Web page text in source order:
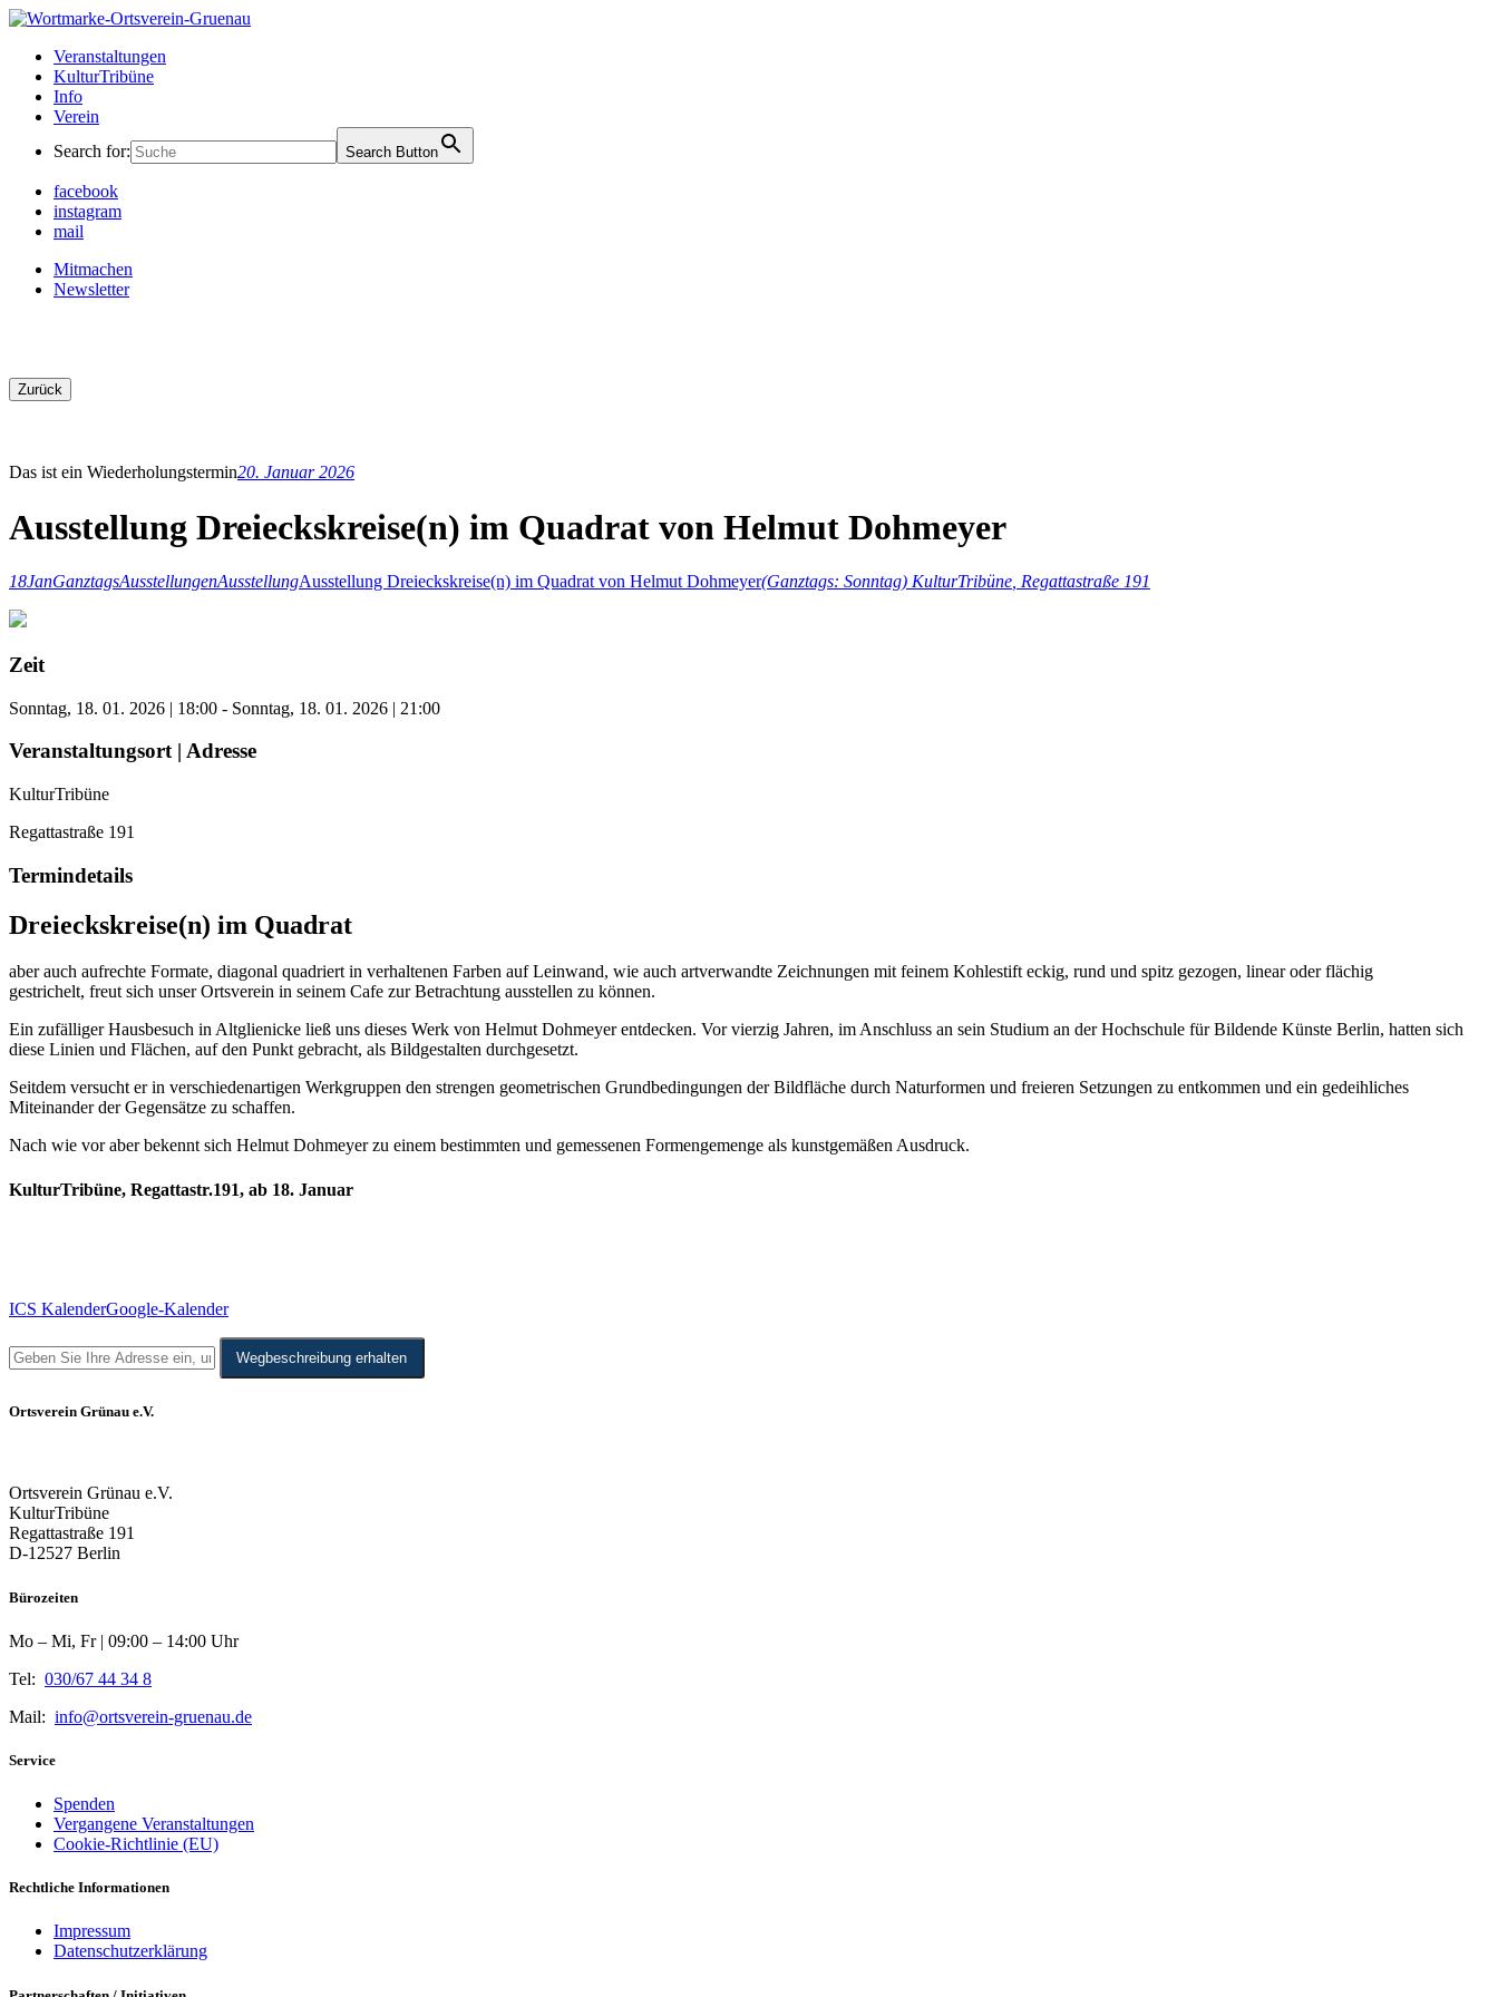
Skip
content
Ortsverein Grünau
Veranstaltungen und Angebote in Ihrem Bezirk
Veranstaltungen
KulturTribüne
Info
Verein
Search for:
Search Button
facebook
instagram
mail
Mitmachen
Newsletter
Zurück
Das ist ein Wiederholungstermin20. Januar 2026
Ausstellung Dreieckskreise(n) im Quadrat von Helmut Dohmeyer
18JanGanztagsAusstellungenAusstellungAusstellung Dreieckskreise(n) im Quadrat von Helmut Dohmeyer(Ganztags: Sonntag) KulturTribüne , Regattastraße 191
Zeit
Sonntag, 18. 01. 2026 | 18:00 - Sonntag, 18. 01. 2026 | 21:00
Veranstaltungsort | Adresse
KulturTribüne
Regattastraße 191
Termindetails
Dreieckskreise(n) im Quadrat
aber auch aufrechte Formate, diagonal quadriert in verhaltenen Farben auf Leinwand, wie auch artverwandte Zeichnungen mit feinem Kohlestift eckig, rund und spitz gezogen, linear oder flächig
gestrichelt, freut sich unser Ortsverein in seinem Cafe zur Betrachtung ausstellen zu können.
Ein zufälliger Hausbesuch in Altglienicke ließ uns dieses Werk von Helmut Dohmeyer entdecken. Vor vierzig Jahren, im Anschluss an sein Studium an der Hochschule für Bildende Künste Berlin, hatten sich
diese Linien und Flächen, auf den Punkt gebracht, als Bildgestalten durchgesetzt.
Seitdem versucht er in verschiedenartigen Werkgruppen den strengen geometrischen Grundbedingungen der Bildfläche durch Naturformen und freieren Setzungen zu entkommen und ein gedeihliches
Miteinander der Gegensätze zu schaffen.
Nach wie vor aber bekennt sich Helmut Dohmeyer zu einem bestimmten und gemessenen Formengemenge als kunstgemäßen Ausdruck.
KulturTribüne, Regattastr.191, ab 18. Januar
ICS KalenderGoogle-Kalender
Wegbeschreibung erhalten
Ortsverein Grünau e.V.
Ortsverein Grünau e.V.
KulturTribüne
Regattastraße 191
D-12527 Berlin
Bürozeiten
Mo – Mi, Fr | 09:00 – 14:00 Uhr
Tel: 030/67 44 34 8
Mail: info@ortsverein-gruenau.de
Service
Spenden
Vergangene Veranstaltungen
Cookie-Richtlinie (EU)
Rechtliche Informationen
Impressum
Datenschutzerklärung